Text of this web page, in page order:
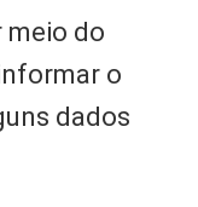
meio do
o
dados